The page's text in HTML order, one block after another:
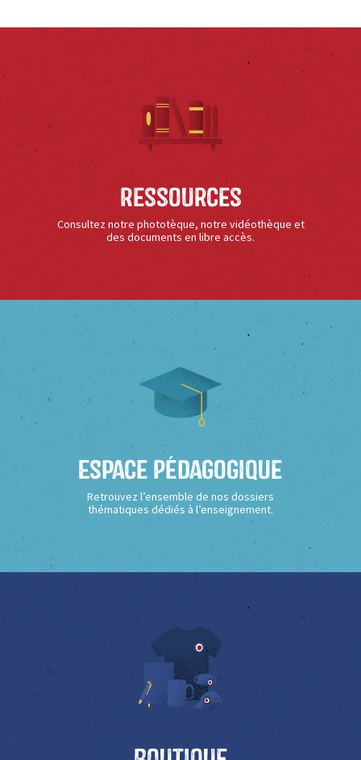
Ressources
Consultez notre phototèque, notre vidéothèque et
des documents en libre accès.
Espace Pédagogique
Retrouvez l’ensemble de nos dossiers
thématiques dédiés à l’enseignement.